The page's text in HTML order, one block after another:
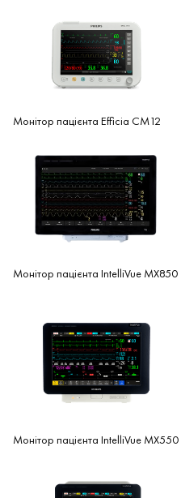
Монітор пацієнта Efficia CM12
Монітор пацієнта IntelliVue MX850
Монітор пацієнта IntelliVue MX550